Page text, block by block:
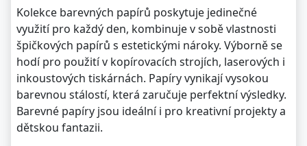
Kolekce barevných papírů poskytuje jedinečné
využití pro každý den, kombinuje v sobě vlastnosti
špičkových papírů s estetickými nároky. Výborně se
hodí pro použití v kopírovacích strojích, laserových i
inkoustových tiskárnách. Papíry vynikají vysokou
barevnou stálostí, která zaručuje perfektní výsledky.
Barevné papíry jsou ideální i pro kreativní projekty a
dětskou fantazii.